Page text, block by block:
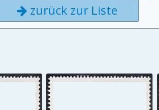
zurück zur Liste